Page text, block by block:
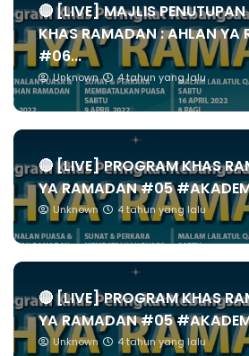
🔴 [LIVE] MAJLIS
KHAS RAMADAN : AHLAN YA
#06...
Unknown 4 tahun yang lalu
🔴 [LIVE] PROGRAM KHAS
YA RAMADAN #05
Unknown 4 tahun yang lalu
🔴 [LIVE] PROGRAM KHAS
YA RAMADAN #05
Unknown 4 tahun yang lalu